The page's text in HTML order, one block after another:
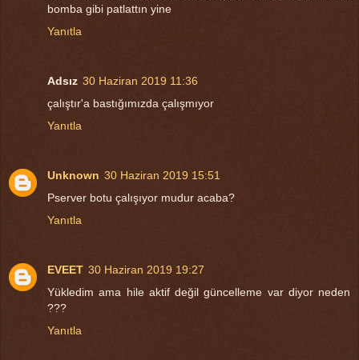
bomba gibi patlattın yine
Yanıtla
Adsız 30 Haziran 2019 11:36
çalıştır'a bastığımızda çalışmıyor
Yanıtla
Unknown 30 Haziran 2019 15:51
Pserver botu çalışıyor mudur acaba?
Yanıtla
EVEET 30 Haziran 2019 19:27
Yükledim ama hile aktif değil güncelleme var diyor neden
???
Yanıtla